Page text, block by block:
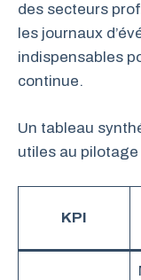
des secteurs
les journaux
indispensables
continue.
Un tableau
utiles au pilotage
KPI